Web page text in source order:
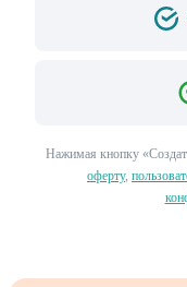
Нажимая кнопку
оферту,